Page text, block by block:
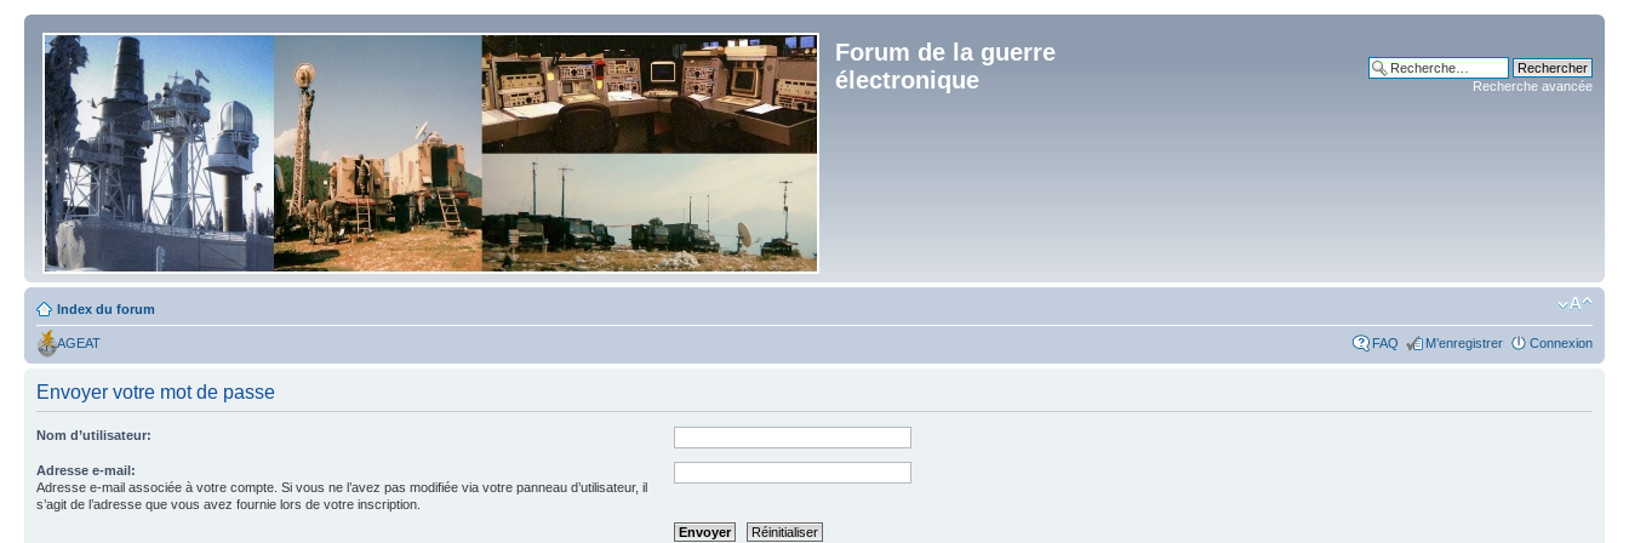
Forum de la guerre
électronique
Recherche avancée
Index du forum
AGEAT FAQ M’enregistrer Connexion
Envoyer votre mot de passe
Nom d’utilisateur:
Adresse e-mail:
Adresse e-mail associée à votre compte. Si vous ne l’avez pas modifiée via votre panneau d’utilisateur, il
s’agit de l’adresse que vous avez fournie lors de votre inscription.